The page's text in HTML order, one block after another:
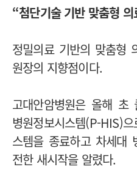
“첨단기술 기반 맞춤형
정밀의료 기반의 맞춤형
원장의 지향점이다.
고대안암병원은 올해 초
병원정보시스템(P-HIS)
스템을 종료하고 차세대
전한 새시작을 알렸다.